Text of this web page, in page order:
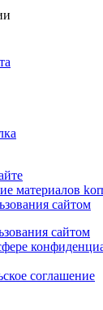
материалов
сайтом
сайтом
соглашение